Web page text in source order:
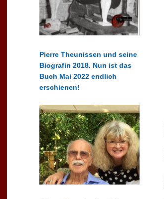
Pierre Theunissen und seine
Biografin 2018. Nun ist das
Buch Mai 2022 endlich
erschienen!